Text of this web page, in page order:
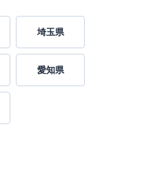
埼玉県
愛知県